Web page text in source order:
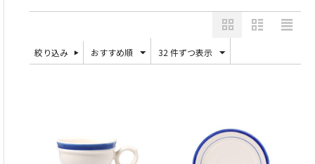
絞り込み おすすめ順 32 件ずつ表示